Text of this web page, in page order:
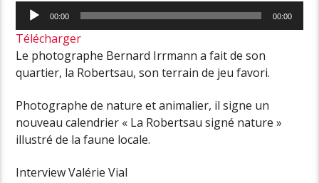
Lecteur
audio
00:00 00:00
Télécharger
Le photographe Bernard Irrmann a fait de son
quartier, la Robertsau, son terrain de jeu favori.
Photographe de nature et animalier, il signe un
nouveau calendrier « La Robertsau signé nature »
illustré de la faune locale.
Interview Valérie Vial